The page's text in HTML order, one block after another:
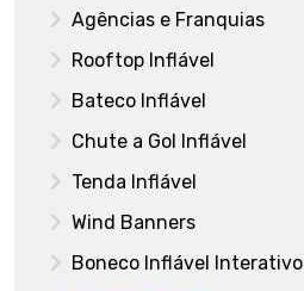
Agências e Franquias
Rooftop Inflável
Bateco Inflável
Chute a Gol Inflável
Tenda Inflável
Wind Banners
Boneco Inflável Interativo